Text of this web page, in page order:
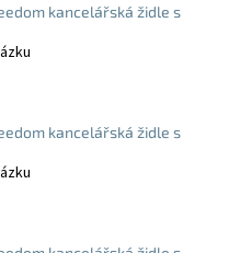
kancelářská židle s
kancelářská židle s